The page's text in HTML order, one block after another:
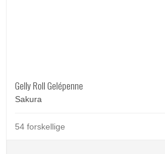
Gelly Roll Gelépenne
Sakura
54 forskellige